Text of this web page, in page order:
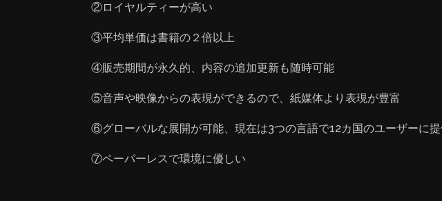
②ロイヤルティーが高い
③平均単価は書籍の２倍以上
④販売期間が永久的、内容の追加更新も随時可能
⑤音声や映像からの表現ができるので、紙媒体より表現が豊富
⑥グローバルな展開が可能、現在は3つの言語で12カ国のユーザーに
⑦ペーパーレスで環境に優しい